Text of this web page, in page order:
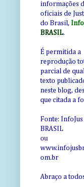
informações
oficiais de
do Brasil,
BRASIL.
É permitida a
reprodução
parcial de
texto
neste blog,
que citada a
Fonte: InfoJus
BRASIL
ou
om.br
Abraço a